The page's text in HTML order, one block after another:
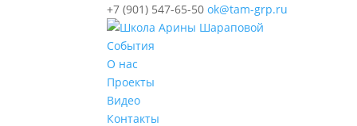
+7 (901) 547-65-50 ok@tam-grp.ru
События
О нас
Проекты
Видео
Контакты